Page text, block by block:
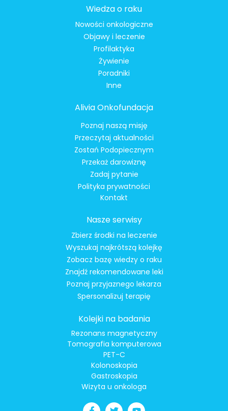
Wiedza o raku
Nowości onkologiczne
Objawy i leczenie
Profilaktyka
Żywienie
Poradniki
Inne
Alivia Onkofundacja
Poznaj naszą misję
Przeczytaj aktualności
Zostań Podopiecznym
Przekaż darowiznę
Zadaj pytanie
Polityka prywatności
Kontakt
Nasze serwisy
Zbierz środki na leczenie
Wyszukaj najkrótszą kolejkę
Zobacz bazę wiedzy o raku
Znajdź rekomendowane leki
Poznaj przyjaznego lekarza
Spersonalizuj terapię
Kolejki na badania
Rezonans magnetyczny
Tomografia komputerowa
PET-C
Kolonoskopia
Gastroskopia
Wizyta u onkologa